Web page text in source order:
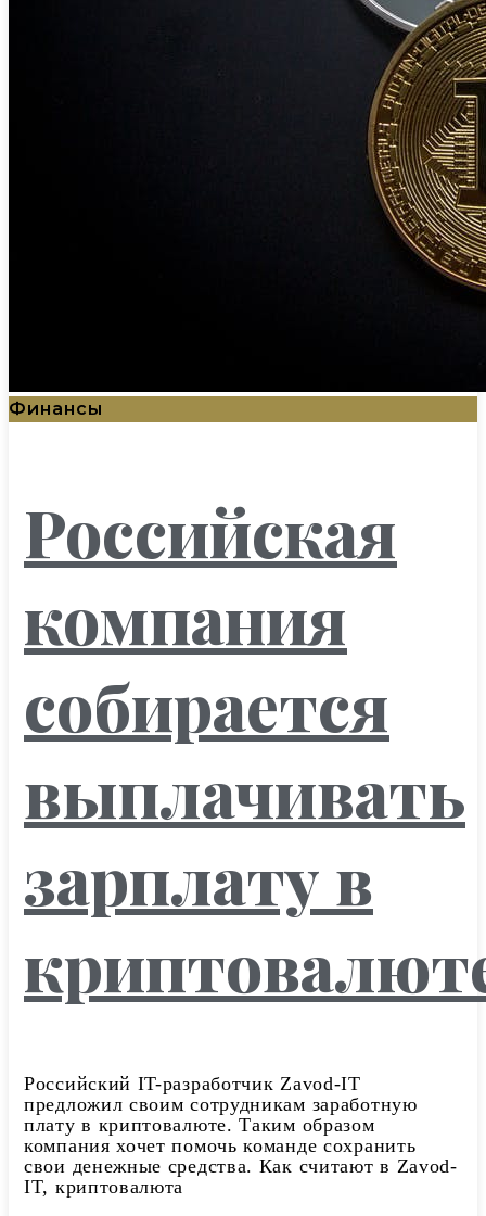
Финансы
Российская
компания
собирается
выплачивать
зарплату в
Российский IT-разработчик Zavod-IT
предложил своим сотрудникам заработную
плату в криптовалюте. Таким образом
компания хочет помочь команде сохранить
свои денежные средства. Как считают в Zavod-
IT, криптовалюта